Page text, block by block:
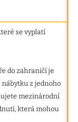
se vyplatí
do zahraničí je
nábytku z jednoho
mezinárodní
která mohou